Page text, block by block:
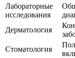
Лабораторные
исследования
Дерматология
Стоматология